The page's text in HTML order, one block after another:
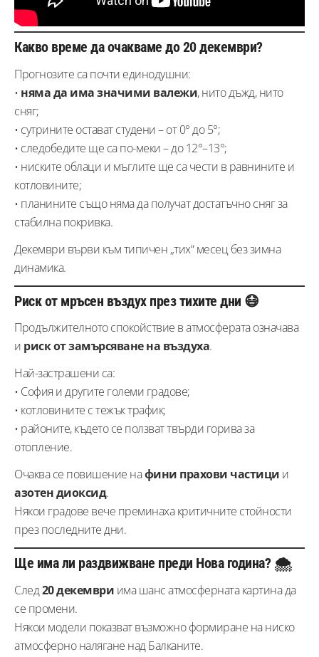
Какво време да очакваме до 20 декември?
Прогнозите са почти единодушни:
• няма да има значими валежи, нито дъжд, нито
сняг;
• сутрините остават студени – от 0° до 5°;
• следобедите ще са по-меки – до 12°–13°;
• ниските облаци и мъглите ще са чести в равнините и
котловините;
• планините също няма да получат достатъчно сняг за
стабилна покривка.
Декември върви към типичен „тих“ месец без зимна
динамика.
Риск от мръсен въздух през тихите дни 😷
Продължителното спокойствие в атмосферата означава
и риск от замърсяване на въздуха.
Най-застрашени са:
• София и другите големи градове;
• котловините с тежък трафик;
• районите, където се ползват твърди горива за
отопление.
Очаква се повишение нафини прахови частици и
азотен диоксид.
Някои градове вече преминаха критичните стойности
през последните дни.
Ще има ли раздвижване преди Нова година? 🌨️
След20 декември има шанс атмосферната картина да
се промени.
Някои модели показват възможно формиране на ниско
атмосферно налягане над Балканите.